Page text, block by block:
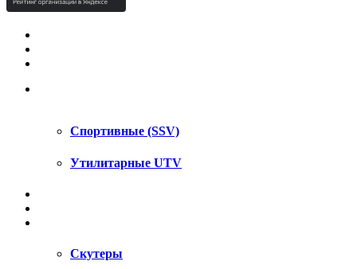
Спортивные (SSV)
Утилитарные UTV
Скутеры